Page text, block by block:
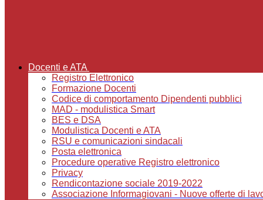
Docenti e ATA
Registro Elettronico
Formazione Docenti
Codice di comportamento Dipendenti pubblici
MAD - modulistica Smart
BES e DSA
Modulistica Docenti e ATA
RSU e comunicazioni sindacali
Posta elettronica
Procedure operative Registro elettronico
Privacy
Rendicontazione sociale 2019-2022
Associazione Informagiovani - Nuove offerte di